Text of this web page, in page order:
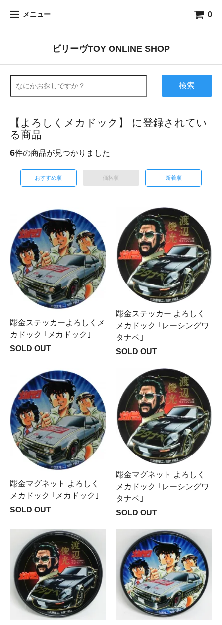
メニュー 0
ビリーヴTOY ONLINE SHOP
検索
【よろしくメカドック】 に登録されてい
る商品
6件の商品が見つかりました
おすすめ順 価格順 新着順
彫金ステッカーよろしくメ
カドック ｢メカドック｣
SOLD OUT
彫金ステッカー よろしく
メカドック ｢レーシングワ
タナベ｣
SOLD OUT
彫金マグネット よろしく
メカドック ｢メカドック｣
SOLD OUT
彫金マグネット よろしく
メカドック ｢レーシングワ
タナベ｣
SOLD OUT